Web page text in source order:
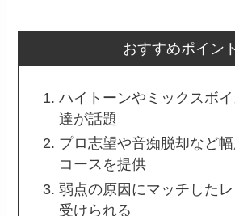
おすすめポイント
ハイトーンやミックスボ
達が話題
プロ志望や音痴脱却など
コースを提供
弱点の原因にマッチした
受けられる